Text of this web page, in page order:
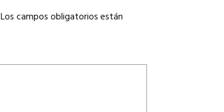
Los campos obligatorios están